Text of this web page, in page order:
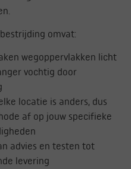
omvat:
wegoppervlakken licht
vochtig door
locatie is anders, dus
af op jouw specifieke
advies en testen tot
levering